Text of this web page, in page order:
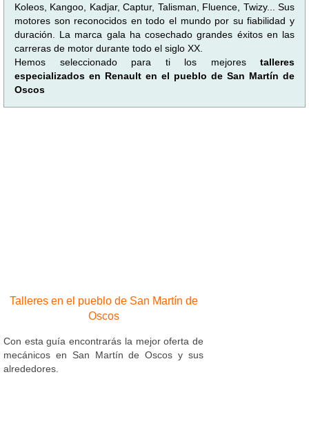
Koleos, Kangoo, Kadjar, Captur, Talisman, Fluence, Twizy... Sus
motores son reconocidos en todo el mundo por su fiabilidad y
duración. La marca gala ha cosechado grandes éxitos en las
carreras de motor durante todo el siglo XX.
Hemos seleccionado para ti los mejores talleres
especializados en Renault en el pueblo de San Martín de
Oscos
Talleres en el pueblo de San Martín de
Oscos
Con esta guía encontrarás la mejor oferta de
mecánicos en San Martín de Oscos y sus
alrededores.